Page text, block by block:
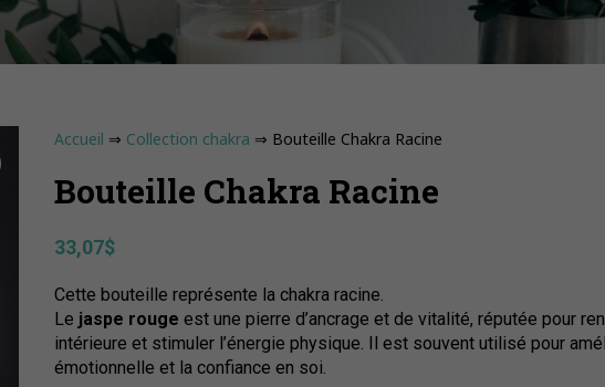
Accueil ⇒ Collection chakra ⇒ Bouteille Chakra Racine
Bouteille Chakra Racine
33,07$
Cette bouteille représente la chakra racine.
Le jaspe rouge est une pierre d’ancrage et de vitalité, réputée pour
intérieure et stimuler l’énergie physique. Il est souvent utilisé pour
émotionnelle et la confiance en soi.